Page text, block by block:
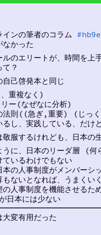
インの筆者のコラム
かった
ルのエリートが、時間を上
？
己啓発本と同じ
重複なく)
リー(なぜなに分析)
法則((急ぎ,重要) (じっ
るし、実践している、だけ
服するけれども、日本の
うに、日本のリーダ層 (何
ているわけでもない
本の人事制度がメンバーシ
ないとなれば、うまくい
の人事制度を機能させる
本には少ない
変有用だった